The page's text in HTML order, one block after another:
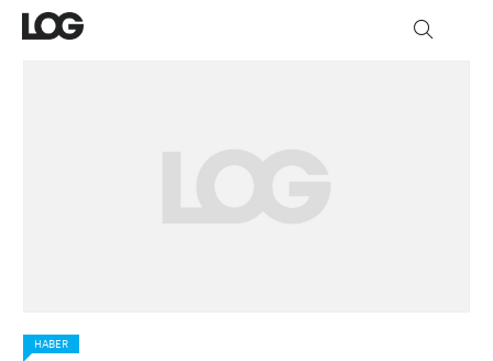
HABER